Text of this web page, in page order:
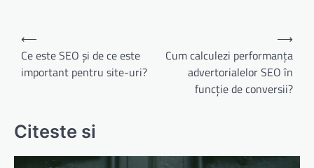
Navigare
în
articole
⟵
Ce este SEO și de ce este
important pentru site-uri?
Cum calculezi performanța
advertorialelor SEO în
funcție de conversii?
⟶
Citeste si